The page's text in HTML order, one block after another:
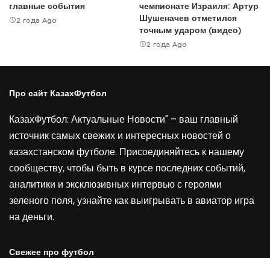
главные события
2 года Ago
чемпионате Израиля: Артур
Шушеначев отметился
точным ударом (видео)
2 года Ago
Про сайт КазахФутбол
КазахФутбол: Актуальные Новости" – ваш главный
источник самых свежих и интересных новостей о
казахстанском футболе. Присоединяйтесь к нашему
сообществу, чтобы быть в курсе последних событий,
аналитики и эксклюзивных интервью с героями
зеленого поля, узнайте как выигрывать в авиатор игра
на деньги.
Свежее про футбол